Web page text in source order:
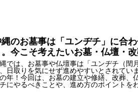
のお墓事は「ユンヂチ」に合
今こそ考えたいお墓・仏壇・
では、お墓事や仏壇事は「ユンヂチ（閏
日取りを気にせず進めやすいとされてい
年！今回は、お墓の建立や修繕、改葬、
にやるべきことや、進め方のポイントを